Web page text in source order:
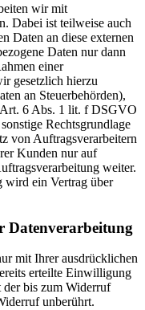
wir mit
Dabei ist teilweise auch
Daten an diese externen
Daten nur dann
einer
gesetzlich hierzu
an Steuerbehörden),
Art. 6 Abs. 1 lit. f DSGVO
Rechtsgrundlage
von Auftragsverarbeitern
Kunden nur auf
weiter.
wird ein Vertrag über
mit Ihrer ausdrücklichen
erteilte Einwilligung
bis zum Widerruf
unberührt.